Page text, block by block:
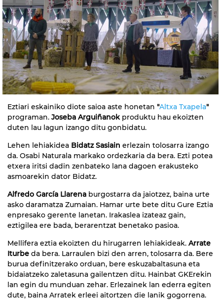
Eztiari eskainiko diote saioa aste honetan "Altxa Txapela"
programan. Joseba Arguiñanok produktu hau ekoizten
duten lau lagun izango ditu gonbidatu.
Lehen lehiakidea Bidatz Sasiain erlezain tolosarra izango
da. Osabi Naturala markako ordezkaria da bera. Ezti potea
etxera iritsi dadin zenbateko lana dagoen erakusteko
asmoarekin dator Bidatz.
Alfredo García Llarena burgostarra da jaiotzez, baina urte
asko daramatza Zumaian. Hamar urte bete ditu Gure Eztia
enpresako gerente lanetan. Irakaslea izateaz gain,
eztigilea ere bada, berarentzat benetako pasioa.
Mellifera eztia ekoizten du hirugarren lehiakideak. Arrate
Iturbe da bera. Larraulen bizi den arren, tolosarra da. Bere
burua definitzerako orduan, bere eskuzabaltasuna eta
bidaiatzeko zaletasuna gailentzen ditu. Hainbat GKErekin
lan egin du munduan zehar. Erlezainek lan ederra egiten
dute, baina Arratek erleei aitortzen die lanik gogorrena.